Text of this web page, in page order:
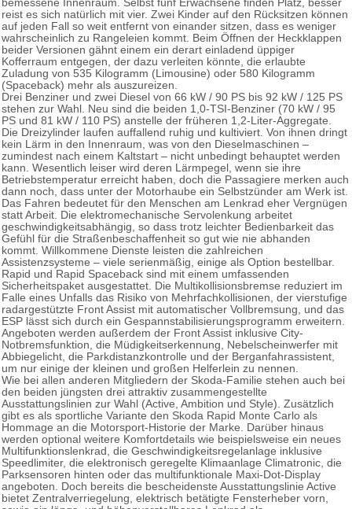
bemessene Innenraum. Selbst fünf Erwachsene finden Platz, besser
reist es sich natürlich mit vier. Zwei Kinder auf den Rücksitzen können
auf jeden Fall so weit entfernt von einander sitzen, dass es weniger
wahrscheinlich zu Rangeleien kommt. Beim Öffnen der Heckklappen
beider Versionen gähnt einem ein derart einladend üppiger
Kofferraum entgegen, der dazu verleiten könnte, die erlaubte
Zuladung von 535 Kilogramm (Limousine) oder 580 Kilogramm
(Spaceback) mehr als auszureizen.
Drei Benziner und zwei Diesel von 66 kW / 90 PS bis 92 kW / 125 PS
stehen zur Wahl. Neu sind die beiden 1,0-TSI-Benziner (70 kW / 95
PS und 81 kW / 110 PS) anstelle der früheren 1,2‑Liter-Aggregate.
Die Dreizylinder laufen auffallend ruhig und kultiviert. Von ihnen dringt
kein Lärm in den Innenraum, was von den Dieselmaschinen –
zumindest nach einem Kaltstart – nicht unbedingt behauptet werden
kann. Wesentlich leiser wird deren Lärmpegel, wenn sie ihre
Betriebstemperatur erreicht haben, doch die Passagiere merken auch
dann noch, dass unter der Motorhaube ein Selbstzünder am Werk ist.
Das Fahren bedeutet für den Menschen am Lenkrad eher Vergnügen
statt Arbeit. Die elektromechanische Servolenkung arbeitet
geschwindigkeitsabhängig, so dass trotz leichter Bedienbarkeit das
Gefühl für die Straßenbeschaffenheit so gut wie nie abhanden
kommt. Willkommene Dienste leisten die zahlreichen
Assistenzsysteme – viele serienmäßig, einige als Option bestellbar.
Rapid und Rapid Spaceback sind mit einem umfassenden
Sicherheitspaket ausgestattet. Die Multikollisionsbremse reduziert im
Falle eines Unfalls das Risiko von Mehrfachkollisionen, der vierstufige
radargestützte Front Assist mit automatischer Vollbremsung, und das
ESP lässt sich durch ein Gespannstabilisierungsprogramm erweitern.
Angeboten werden außerdem der Front Assist inklusive City-
Notbremsfunktion, die Müdigkeitserkennung, Nebelscheinwerfer mit
Abbiegelicht, die Parkdistanzkontrolle und der Berganfahrassistent,
um nur einige der kleinen und großen Helferlein zu nennen.
Wie bei allen anderen Mitgliedern der Skoda-Familie stehen auch bei
den beiden jüngsten drei attraktiv zusammengestellte
Ausstattungslinien zur Wahl (Active, Ambition und Style). Zusätzlich
gibt es als sportliche Variante den Skoda Rapid Monte Carlo als
Hommage an die Motorsport-Historie der Marke. Darüber hinaus
werden optional weitere Komfortdetails wie beispielsweise ein neues
Multifunktionslenkrad, die Geschwindigkeitsregelanlage inklusive
Speedlimiter, die elektronisch geregelte Klimaanlage Climatronic, die
Parksensoren hinten oder das multifunktionale Maxi-Dot-Display
angeboten. Doch bereits die bescheidenste Ausstattungslinie Active
bietet Zentralverriegelung, elektrisch betätigte Fensterheber vorn,